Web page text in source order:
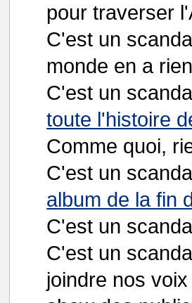
pour traverser
C'est un
monde en a
C'est un
toute l'histoire
Comme quoi,
C'est un
album de la fin
C'est un
C'est un
joindre nos